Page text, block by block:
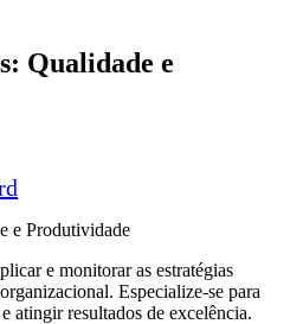
Qualidade e
e Produtividade
e monitorar as estratégias
Especialize-se para
atingir resultados de excelência.